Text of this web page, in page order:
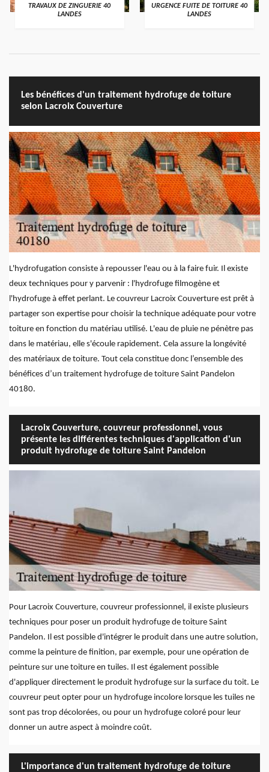
TRAVAUX DE ZINGUERIE 40
LANDES
URGENCE FUITE DE TOITURE 40
LANDES
Les bénéfices d'un traitement hydrofuge de toiture
selon Lacroix Couverture
L'hydrofugation consiste à repousser l'eau ou à la faire fuir. Il existe
deux techniques pour y parvenir : l'hydrofuge filmogène et
l'hydrofuge à effet perlant. Le couvreur Lacroix Couverture est prêt à
partager son expertise pour choisir la technique adéquate pour votre
toiture en fonction du matériau utilisé. L'eau de pluie ne pénètre pas
dans le matériau, elle s'écoule rapidement. Cela assure la longévité
des matériaux de toiture. Tout cela constitue donc l’ensemble des
bénéfices d’un traitement hydrofuge de toiture Saint Pandelon
40180.
Lacroix Couverture, couvreur professionnel, vous
présente les différentes techniques d'application d'un
produit hydrofuge de toiture Saint Pandelon
Pour Lacroix Couverture, couvreur professionnel, il existe plusieurs
techniques pour poser un produit hydrofuge de toiture Saint
Pandelon. Il est possible d'intégrer le produit dans une autre solution,
comme la peinture de finition, par exemple, pour une opération de
peinture sur une toiture en tuiles. Il est également possible
d'appliquer directement le produit hydrofuge sur la surface du toit. Le
couvreur peut opter pour un hydrofuge incolore lorsque les tuiles ne
sont pas trop décolorées, ou pour un hydrofuge coloré pour leur
donner un autre aspect à moindre coût.
L'importance d'un traitement hydrofuge de toiture